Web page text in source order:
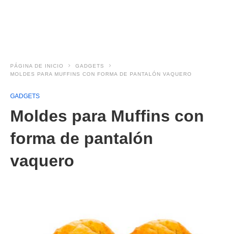
PÁGINA DE INICIO
GADGETS
MOLDES PARA MUFFINS CON FORMA DE PANTALÓN VAQUERO
GADGETS
Moldes para Muffins con
forma de pantalón
vaquero